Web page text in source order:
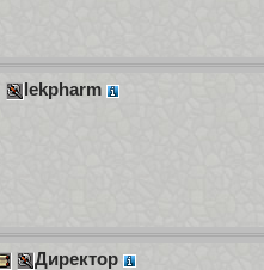
lekpharm
Директор